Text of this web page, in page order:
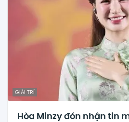
GIẢI TRÍ
Hòa Minzy đón nhận tin